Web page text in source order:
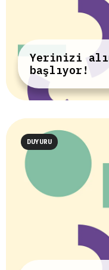
Yerinizi
başlıyor!
DUYURU